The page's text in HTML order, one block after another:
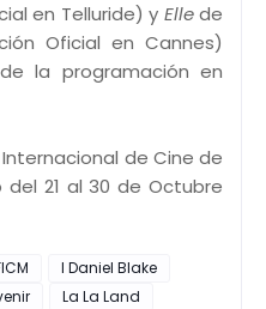
en Telluride) y Ellede
Oficial en Cannes)
la programación en
Internacional de Cine de
21 al 30 de Octubre
I Daniel Blake
La La Land